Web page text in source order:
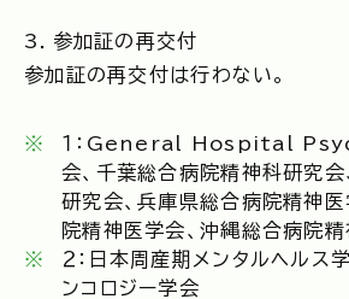
3．参加証の再交付
参加証の再交付は行わない。
１：General Hospital
会、千葉総合病院精神科研究
研究会、兵庫県総合病院精神
院精神医学会、沖縄総合病院
２：日本周産期メンタルヘルス
ンコロジー学会